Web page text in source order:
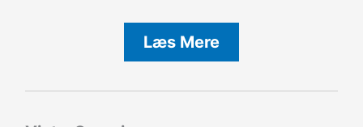
Læs Mere